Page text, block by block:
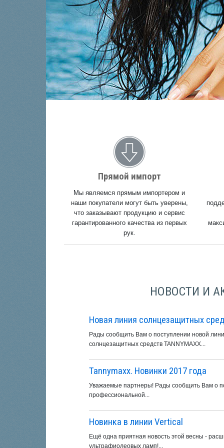
Прямой импорт
Мы являемся прямым импортером и
наши покупатели могут быть уверены,
что заказывают продукцию и сервис
гарантированного качества из первых
рук.
НОВОСТИ И
Новая линия солнцезащитных
Рады сообщить Вам о поступлении новой
солнцезащитных средств TANNYMAXX...
Tannymaxx. Новинки 2017 года
Уважаемые партнеры! Рады сообщить Вам о
профессиональной...
Новинка в линии Vertical
Ещё одна приятная новость этой весны -
ультрафиолеовых ламп!...